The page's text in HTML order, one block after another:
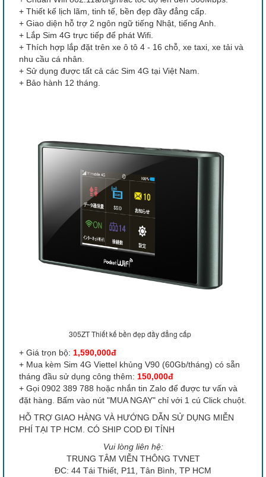
+ Thiết kế lịch lãm, tinh tế, bền đẹp đầy đẳng cấp.
+ Giao diện hỗ trợ 2 ngôn ngữ tiếng Nhật, tiếng Anh.
+ Lắp Sim 4G trực tiếp để phát Wifi.
+ Thích hợp lắp đặt trên xe ô tô 4 - 16 chỗ, xe taxi, xe tải và
nhu cầu cá nhân.
+ Sử dụng được tất cả các Sim 4G tại Việt Nam.
+ Bảo hành 12 tháng.
305ZT Thiết kế bền đẹp đầy đẳng cấp
+ Giá trọn bộ: 1,590,000đ
+ Mua kèm Sim 4G Viettel khủng V90 (60Gb/tháng) có sẵn
tháng đầu sử dụng công thêm: 150,000đ
+ Gọi 0902 389 788 hoặc nhắn tin Zalo để được tư vấn và
đặt hàng. Bấm vào nút "MUA NGAY" chỉ với 1 cú Click chuột.
HỖ TRỢ GIAO HÀNG VÀ HƯỚNG DẪN SỬ DỤNG MIỄN
PHÍ TẠI TP HCM. CÓ SHIP COD ĐI TỈNH
Vui lòng liên hệ:
TRUNG TÂM VIỄN THÔNG TVNET
ĐC: 44 Tái Thiết, P11, Tân Bình, TP HCM